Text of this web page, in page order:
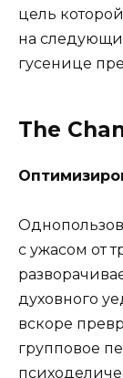
цель
на
гусенице
The
с ужасом от
духовного
вскоре
групповое